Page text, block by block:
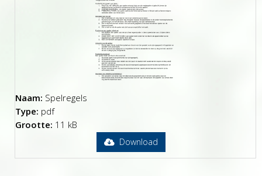
Naam: Spelregels
Type: pdf
Grootte: 11 kB
Download